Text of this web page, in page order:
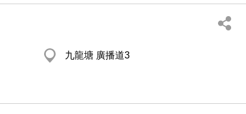
九龍塘 廣播道3